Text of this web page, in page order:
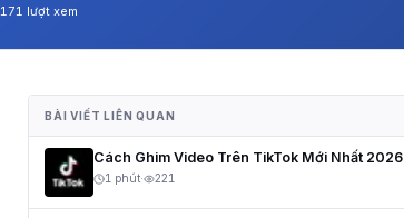
171 lượt xem
BÀI VIẾT LIÊN QUAN
Cách Ghim Video Trên TikTok Mới Nhất
1 phút· 221